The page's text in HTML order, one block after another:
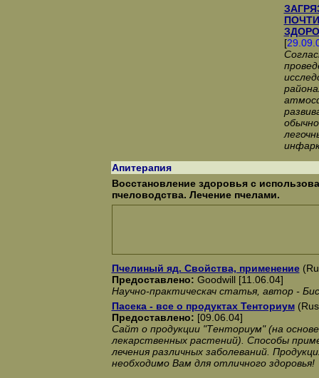
[
Апитерапия
Восстановление здоровья с
пчеловодства. Лечение пчелами.
Пчелиный яд. Свойства, применение
Предоставлено: Goodwill [11.06.04]
Научно-практическач статья, автор -
Пасека - все о продуктах Тенториум
Предоставлено: [09.06.04]
Сайт о продукции "Тенториум" (на
лекарственных растений). Способы
лечения различных заболеваний.
необходимо Вам для отличного здоровья!